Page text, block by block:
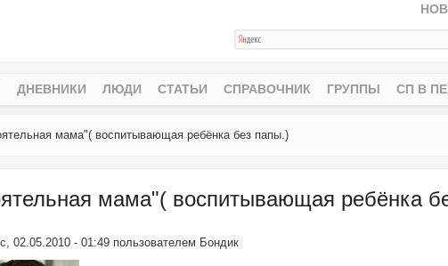
ДНЕВНИКИ ЛЮДИ СТАТЬИ СПРАВОЧНИК ГРУППЫ СП В
мама"( воспитывающая ребёнка без папы.)
мама"( воспитывающая ребёнка
02.05.2010 - 01:49 пользователем Бондик